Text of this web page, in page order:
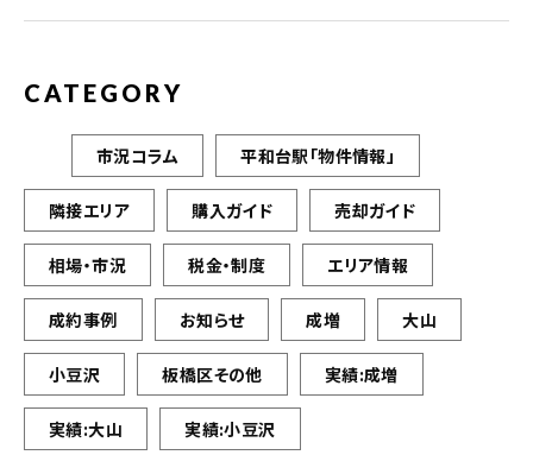
CATEGORY
市況コラム 平和台駅「物件情報」
隣接エリア 購入ガイド 売却ガイド
相場・市況 税金・制度 エリア情報
成約事例 お知らせ 成増 大山
小豆沢 板橋区その他 実績:成増
実績:大山 実績:小豆沢